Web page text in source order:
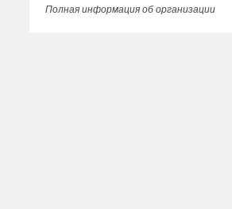
Полная информация об организации